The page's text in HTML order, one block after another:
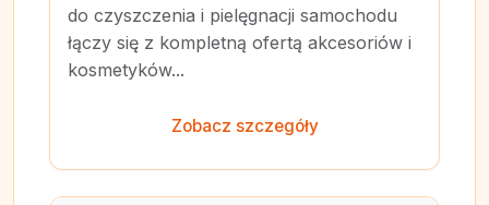
do czyszczenia i pielęgnacji samochodu
łączy się z kompletną ofertą akcesoriów i
kosmetyków...
Zobacz szczegóły